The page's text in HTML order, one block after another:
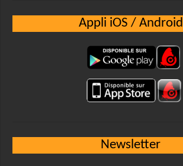
Appli iOS / Android
Newsletter